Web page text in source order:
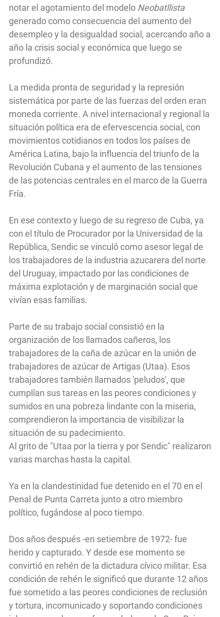
notar el agotamiento del modelo Neobatllista
generado como consecuencia del aumento del
desempleo y la desigualdad social, acercando año a
año la crisis social y económica que luego se
profundizó.
La medida pronta de seguridad y la represión
sistemática por parte de las fuerzas del orden eran
moneda corriente. A nivel internacional y regional la
situación política era de efervescencia social, con
movimientos cotidianos en todos los países de
América Latina, bajo la influencia del triunfo de la
Revolución Cubana y el aumento de las tensiones
de las potencias centrales en el marco de la Guerra
Fría.
En ese contexto y luego de su regreso de Cuba, ya
con el título de Procurador por la Universidad de la
República, Sendic se vinculó como asesor legal de
los trabajadores de la industria azucarera del norte
del Uruguay, impactado por las condiciones de
máxima explotación y de marginación social que
vivían esas familias.
Parte de su trabajo social consistió en la
organización de los llamados cañeros, los
trabajadores de la caña de azúcar en la unión de
trabajadores de azúcar de Artigas (Utaa). Esos
trabajadores también llamados 'peludos', que
cumplían sus tareas en las peores condiciones y
sumidos en una pobreza lindante con la miseria,
comprendieron la importancia de visibilizar la
situación de su padecimiento.
Al grito de "Utaa por la tierra y por Sendic" realizaron
varias marchas hasta la capital.
Ya en la clandestinidad fue detenido en el 70 en el
Penal de Punta Carreta junto a otro miembro
político, fugándose al poco tiempo.
Dos años después -en setiembre de 1972- fue
herido y capturado. Y desde ese momento se
convirtió en rehén de la dictadura cívico militar. Esa
condición de rehén le significó que durante 12 años
fue sometido a las peores condiciones de reclusión
y tortura, incomunicado y soportando condiciones